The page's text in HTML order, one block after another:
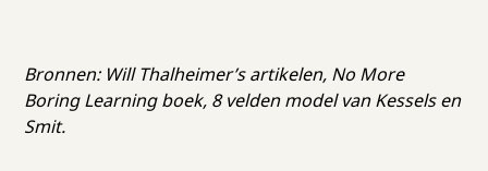
Bronnen: Will Thalheimer’s artikelen, No More
Boring Learning boek, 8 velden model van Kessels en
Smit.